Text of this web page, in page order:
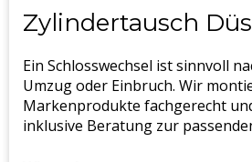
Zylindertausch
Ein Schlosswechsel ist sinnvoll
Umzug oder Einbruch. Wir
Markenprodukte fachgerecht
inklusive Beratung zur